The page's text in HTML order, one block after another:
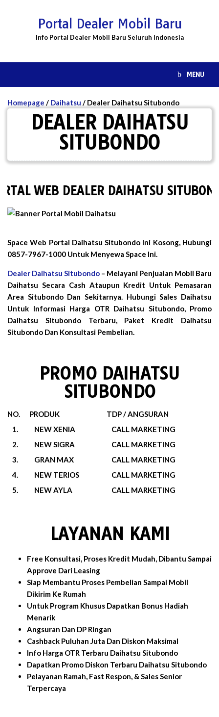
Portal Dealer Mobil Baru
Info Portal Dealer Mobil Baru Seluruh Indonesia
MENU
Homepage / Daihatsu / Dealer Daihatsu Situbondo
DEALER DAIHATSU
SITUBONDO
WEB DEALER DAIHATSU SITUBONDO
Space Web Portal Daihatsu Situbondo Ini Kosong, Hubungi
0857-7967-1000 Untuk Menyewa Space Ini.
Dealer Daihatsu Situbondo – Melayani Penjualan Mobil Baru
Daihatsu Secara Cash Ataupun Kredit Untuk Pemasaran
Area Situbondo Dan Sekitarnya. Hubungi Sales Daihatsu
Untuk Informasi Harga OTR Daihatsu Situbondo, Promo
Daihatsu Situbondo Terbaru, Paket Kredit Daihatsu
Situbondo Dan Konsultasi Pembelian.
PROMO DAIHATSU
SITUBONDO
NO. PRODUK
TDP / ANGSURAN
1.
NEW XENIA
CALL MARKETING
2.
NEW SIGRA
CALL MARKETING
3.
GRAN MAX
CALL MARKETING
4.
NEW TERIOS
CALL MARKETING
5.
NEW AYLA CALL MARKETING
LAYANAN KAMI
Free Konsultasi, Proses Kredit Mudah, Dibantu Sampai
Approve Dari Leasing
Siap Membantu Proses Pembelian Sampai Mobil
Dikirim Ke Rumah
Untuk Program Khusus Dapatkan Bonus Hadiah
Menarik
Angsuran Dan DP Ringan
Cashback Puluhan Juta Dan Diskon Maksimal
Info Harga OTR Terbaru Daihatsu Situbondo
Dapatkan Promo Diskon Terbaru Daihatsu Situbondo
Pelayanan Ramah, Fast Respon, & Sales Senior
Terpercaya